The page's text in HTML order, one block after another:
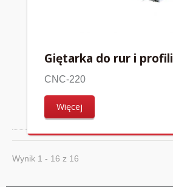
Giętarka do rur i profili
CNC-220
Więcej
Wynik 1 - 16 z 16